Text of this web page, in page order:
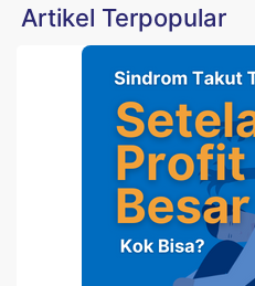
Artikel Terpopular